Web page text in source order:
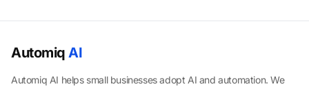
Automiq AI
Automiq AI helps small businesses adopt AI and automation. We